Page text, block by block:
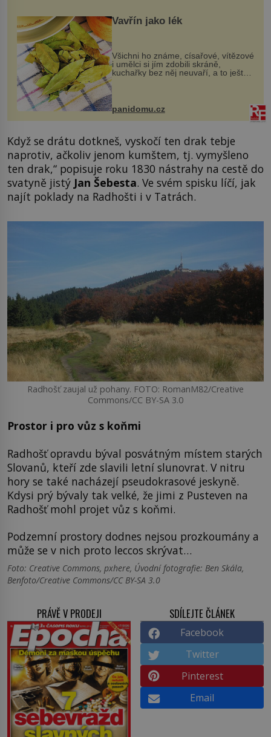
Vavřín jako lék
Všichni ho známe, císařové, vítězové
i umělci si jím zdobili skráně,
kuchařky bez něj neuvaří, a to ještě
nevíte, že bobkový list může výrazně
zmírnit některé naše neduhy.
Obsahuje v malém množství ně...
panidomu.cz
Když se drátu dotkneš, vyskočí ten drak tebje
naprotiv, ačkoliv jenom kumštem, tj. vymyšleno
ten drak,“ popisuje roku 1830 nástrahy na cestě do
svatyně jistý Jan Šebesta. Ve svém spisku líčí, jak
najít poklady na Radhošti i v Tatrách.
Radhošť zaujal už pohany. FOTO: RomanM82/Creative
Commons/CC BY-SA 3.0
Prostor i pro vůz s koňmi
Radhošť opravdu býval posvátným místem starých
Slovanů, kteří zde slavili letní slunovrat. V nitru
hory se také nacházejí pseudokrasové jeskyně.
Kdysi prý bývaly tak velké, že jimi z Pusteven na
Radhošť mohl projet vůz s koňmi.
Podzemní prostory dodnes nejsou prozkoumány a
může se v nich proto leccos skrývat…
Foto: Creative Commons, pxhere, Úvodní fotografie: Ben Skála,
Benfoto/Creative Commons/CC BY-SA 3.0
PRÁVĚ V PRODEJI SDÍLEJTE ČLÁNEK
Facebook
Twitter
Pinterest
Email